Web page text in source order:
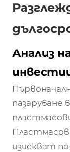
Анализ
пазаруване
изискват